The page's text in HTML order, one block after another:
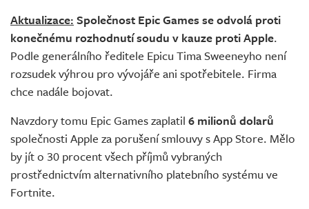
Živě
Aktualizace: Společnost Epic Games se odvolá proti
konečnému rozhodnutí soudu v kauze proti Apple.
Podle generálního ředitele Epicu Tima Sweeneyho není
rozsudek výhrou pro vývojáře ani spotřebitele. Firma
chce nadále bojovat.
Navzdory tomu Epic Games zaplatil 6 milionů dolarů
společnosti Apple za porušení smlouvy s App Store. Mělo
by jít o 30 procent všech příjmů vybraných
prostřednictvím alternativního platebního systému ve
Fortnite.